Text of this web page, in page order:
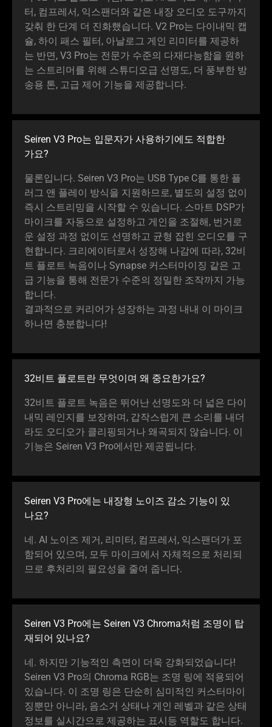
터, 컴프레서, 익스팬더와 같은 내장 오디오 도구까지
갖춰 한 단계 더 진화했습니다. V2 Pro는 다이내믹 캡
슐, 하이 패스 필터, 아날로그 게인 리미터를 제공하
는 반면, V3 Pro는 전문가 수준의 다재다능함을 원하
는 스트리머를 위해 스튜디오급 선명도, 더 풍부한 방
송용 톤, 고급 제어 기능을 제공합니다.
Seiren V3 Pro는 입문자가 사용하기에도 적합한
가요?
물론입니다. Seiren V3 Pro는 USB Type C를 통한 플
러그 앤 플레이 방식을 지원하므로, 별도의 설정 없이
즉시 스트리밍을 시작할 수 있습니다. 스마트 DSP가
마이크를 자동으로 설정하고 게인을 조절해, 번거로
운 설정 과정 없이도 선명하고 균형 잡힌 오디오를 구
현합니다. 크리에이터로서 성장해 나감에 따라, 32비
트 플로트 녹음이나 Synapse 커스터마이징 같은 고
급 기능을 통해 전문가 수준의 정밀한 조작까지 가능
합니다.
결과적으로 커리어가 성장하는 과정 내내 이 마이크
하나면 충분합니다!
32비트 플로트란 무엇이며 왜 중요한가요?
32비트 플로트 녹음은 뛰어난 선명도와 더 넓은 다이
내믹 레인지를 보장하며, 갑작스럽게 큰 소리를 내더
라도 오디오가 클리핑되거나 왜곡되지 않습니다. 이
기능은 Seiren V3 Pro에서만 제공됩니다.
Seiren V3 Pro에는 내장형 노이즈 감소 기능이 있
나요?
네. AI 노이즈 제거, 리미터, 컴프레서, 익스팬더가 포
함되어 있으며, 모두 마이크에서 자체적으로 처리되
므로 후처리의 필요성을 줄여 줍니다.
Seiren V3 Pro에는 Seiren V3 Chroma처럼 조명이 탑
재되어 있나요?
네. 하지만 기능적인 측면이 더욱 강화되었습니다!
Seiren V3 Pro의 Chroma RGB는 조명 링에 적용되어
있습니다. 이 조명 링은 단순히 심미적인 커스터마이
징뿐만 아니라, 음소거 상태나 게인 레벨과 같은 상태
정보를 실시간으로 제공하는 표시등 역할도 합니다.